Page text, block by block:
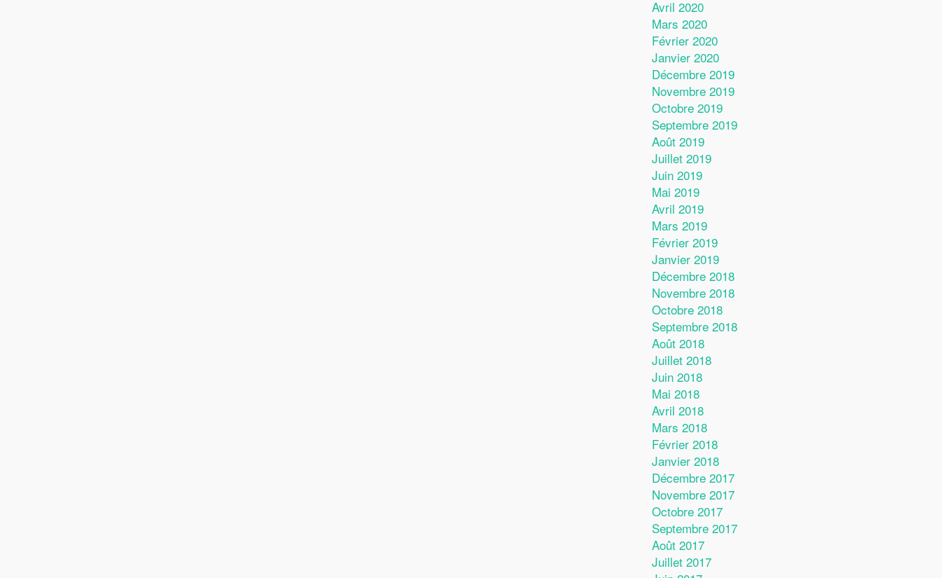
Avril 2020
Mars 2020
Février 2020
Janvier 2020
Décembre 2019
Novembre 2019
Octobre 2019
Septembre 2019
Août 2019
Juillet 2019
Juin 2019
Mai 2019
Avril 2019
Mars 2019
Février 2019
Janvier 2019
Décembre 2018
Novembre 2018
Octobre 2018
Septembre 2018
Août 2018
Juillet 2018
Juin 2018
Mai 2018
Avril 2018
Mars 2018
Février 2018
Janvier 2018
Décembre 2017
Novembre 2017
Octobre 2017
Septembre 2017
Août 2017
Juillet 2017